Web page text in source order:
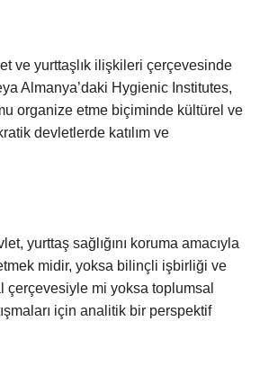
ve yurttaşlık ilişkileri çerçevesinde
Almanya’daki Hygienic Institutes,
organize etme biçiminde kültürel ve
devletlerde katılım ve
yurttaş sağlığını koruma amacıyla
midir, yoksa bilinçli işbirliği ve
çerçevesiyle mi yoksa toplumsal
için analitik bir perspektif